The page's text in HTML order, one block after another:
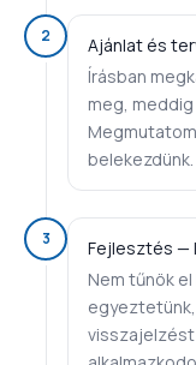
2
Ajánlat és
Írásban
meg,
belekezdünk.
3
Fejlesztés —
Nem tűnök
visszajelzést